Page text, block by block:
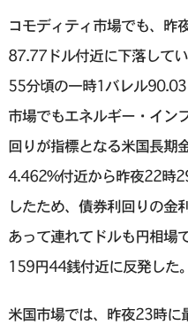
コモディティ市場でも、昨
87.77ドル付近に下落して
55分頃の一時1バレル
市場でもエネルギー・イン
回りが指標となる米国長期
4.462%付近から昨夜22時
したため、債券利回りの金
あって連れてドルも円相場
159円44銭付近に反発した。
米国市場では、昨夜23時に